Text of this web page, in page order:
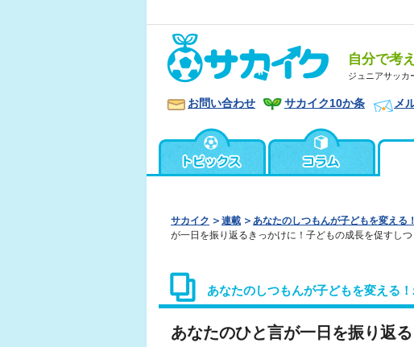
自分で考
ジュニアサッカ
お問い合わせ サカイク10か条 メ
サカイク 連載 あなたのしつもんが子どもを変える
が一日を振り返るきっかけに！子どもの成長を促すし
あなたのしつもんが子どもを変える
あなたのひと言が一日を振り返